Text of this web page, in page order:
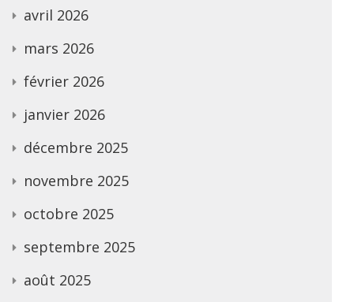
avril 2026
mars 2026
février 2026
janvier 2026
décembre 2025
novembre 2025
octobre 2025
septembre 2025
août 2025